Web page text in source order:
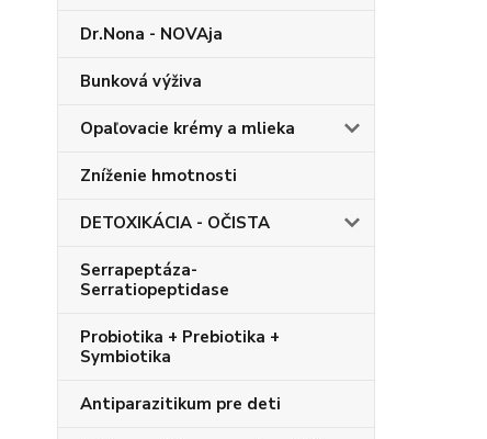
Dr.Nona - NOVAja
Bunková výživa
Opaľovacie krémy a mlieka
Zníženie hmotnosti
DETOXIKÁCIA - OČISTA
Serrapeptáza-
Serratiopeptidase
Probiotika + Prebiotika +
Symbiotika
Antiparazitikum pre deti